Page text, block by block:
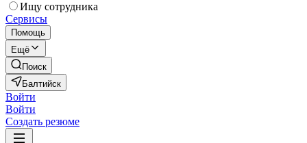
Ищу сотрудника
Сервисы
Помощь
Ещё
Поиск
Балтийск
Войти
Войти
Создать резюме